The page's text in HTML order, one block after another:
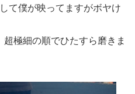
て僕が映ってますがボヤけ
極細の順でひたすら磨きま